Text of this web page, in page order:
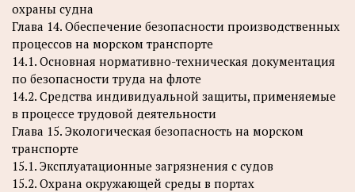
охраны судна
Глава 14. Обеспечение безопасности производственных
процессов на морском транспорте
14.1. Основная нормативно-техническая документация
по безопасности труда на флоте
14.2. Средства индивидуальной защиты, применяемые
в процессе трудовой деятельности
Глава 15. Экологическая безопасность на морском
транспорте
15.1. Эксплуатационные загрязнения с судов
15.2. Охрана окружающей среды в портах